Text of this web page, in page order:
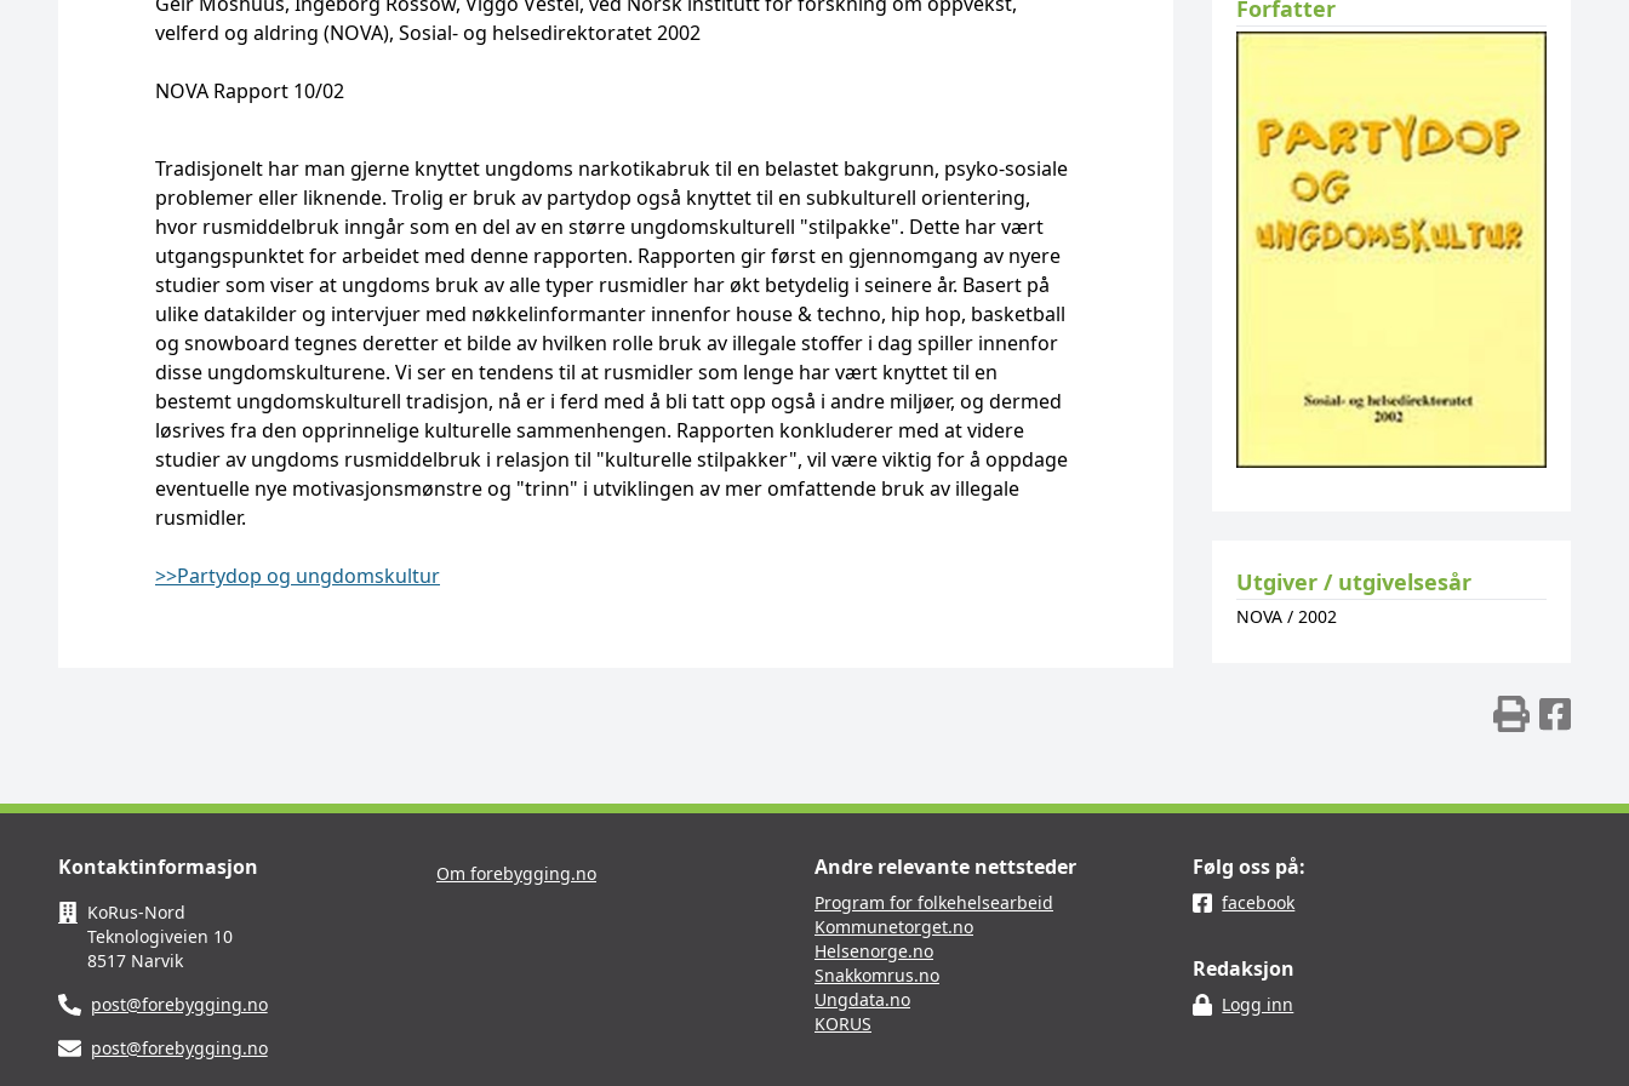
velferd og aldring (NOVA), Sosial- og helsedirektoratet 2002
NOVA Rapport 10/02
Tradisjonelt har man gjerne knyttet ungdoms narkotikabruk til en belastet bakgrunn, psyko-sosiale
problemer eller liknende. Trolig er bruk av partydop også knyttet til en subkulturell orientering,
hvor rusmiddelbruk inngår som en del av en større ungdomskulturell "stilpakke". Dette har vært
utgangspunktet for arbeidet med denne rapporten. Rapporten gir først en gjennomgang av nyere
studier som viser at ungdoms bruk av alle typer rusmidler har økt betydelig i seinere år. Basert på
ulike datakilder og intervjuer med nøkkelinformanter innenfor house & techno, hip hop, basketball
og snowboard tegnes deretter et bilde av hvilken rolle bruk av illegale stoffer i dag spiller innenfor
disse ungdomskulturene. Vi ser en tendens til at rusmidler som lenge har vært knyttet til en
bestemt ungdomskulturell tradisjon, nå er i ferd med å bli tatt opp også i andre miljøer, og dermed
løsrives fra den opprinnelige kulturelle sammenhengen. Rapporten konkluderer med at videre
studier av ungdoms rusmiddelbruk i relasjon til "kulturelle stilpakker", vil være viktig for å oppdage
eventuelle nye motivasjonsmønstre og "trinn" i utviklingen av mer omfattende bruk av illegale
rusmidler.
>>Partydop og ungdomskultur
Forfatter
Utgiver / utgivelsesår
NOVA / 2002
Kontaktinformasjon
KoRus-Nord
Teknologiveien 10
8517 Narvik
post@forebygging.no
post@forebygging.no
Om forebygging.no Andre relevante nettsteder
Program for folkehelsearbeid
Kommunetorget.no
Helsenorge.no
Snakkomrus.no
Ungdata.no
KORUS
Følg oss på:
facebook
Redaksjon
Logg inn